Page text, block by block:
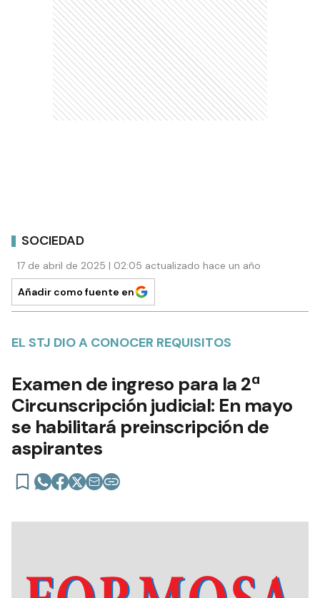
SOCIEDAD
17 de abril de 2025 | 02:05 actualizado hace un año
Añadir como fuente en
EL STJ DIO A CONOCER REQUISITOS
Examen de ingreso para la 2ª
Circunscripción judicial: En mayo
se habilitará preinscripción de
aspirantes